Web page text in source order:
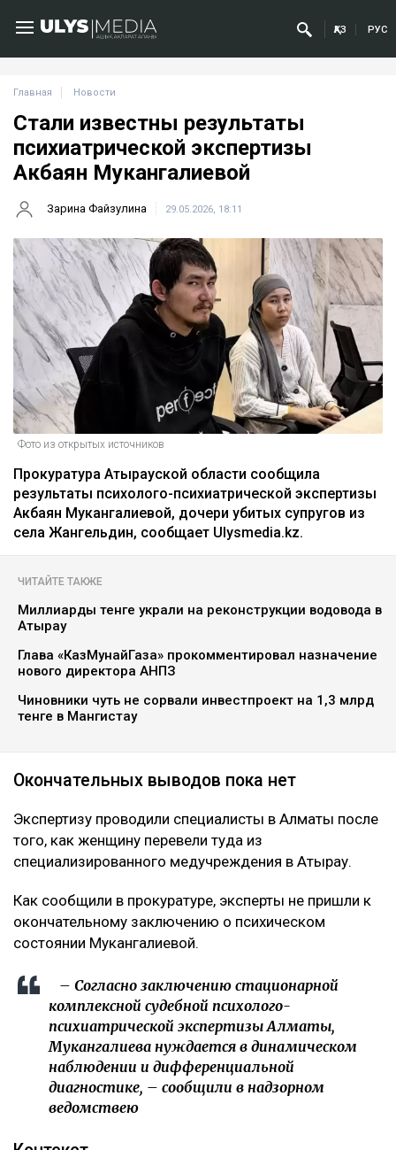
ҚАЗ РУС
Главная Новости
Стали известны результаты
психиатрической экспертизы
Акбаян Мукангалиевой
Зарина Файзулина 29.05.2026, 18:11
Фото из открытых источников
Прокуратура Атырауской области сообщила
результаты психолого-психиатрической экспертизы
Акбаян Мукангалиевой, дочери убитых супругов из
села Жангельдин, сообщает Ulysmedia.kz.
ЧИТАЙТЕ ТАКЖЕ
Миллиарды тенге украли на реконструкции водовода в
Атырау
Глава «КазМунайГаза» прокомментировал назначение
нового директора АНПЗ
Чиновники чуть не сорвали инвестпроект на 1,3 млрд
тенге в Мангистау
Окончательных выводов пока нет
Экспертизу проводили специалисты в Алматы после
того, как женщину перевели туда из
специализированного медучреждения в Атырау.
Как сообщили в прокуратуре, эксперты не пришли к
окончательному заключению о психическом
состоянии Мукангалиевой.
– Согласно заключению стационарной
комплексной судебной психолого-
психиатрической экспертизы Алматы,
Мукангалиева нуждается в динамическом
наблюдении и дифференциальной
диагностике, – сообщили в надзорном
ведомствею